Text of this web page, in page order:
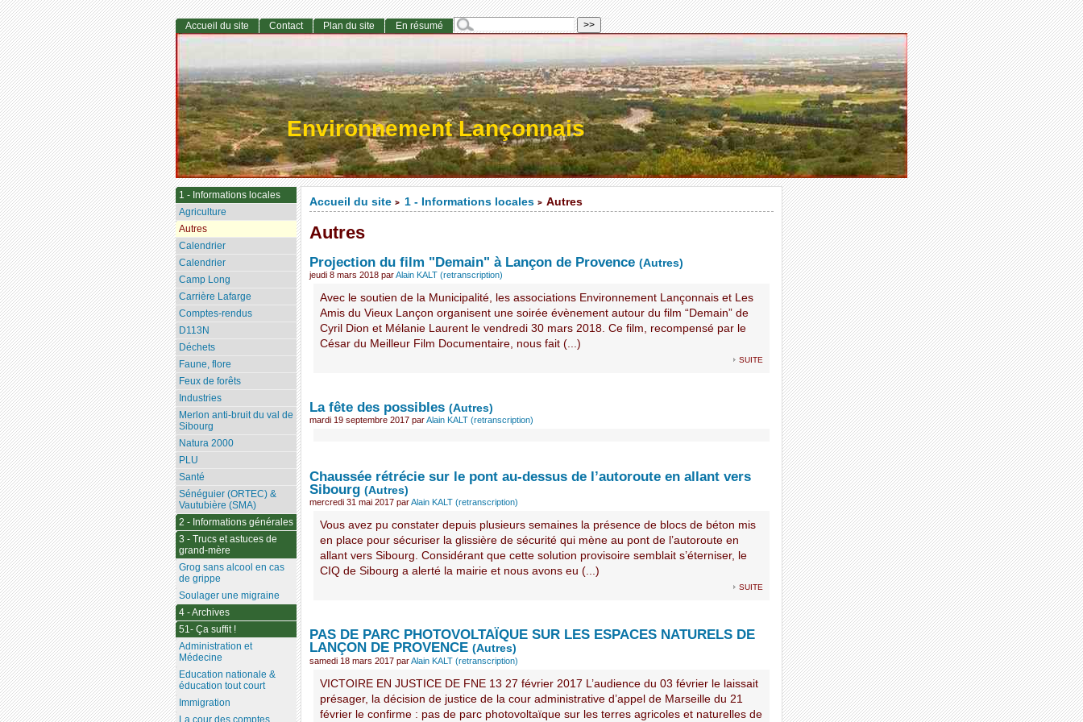
Environnement Lançonnais
Accueil du site > 1 - Informations locales > Autres
Autres
Projection du film "Demain" à Lançon de Provence (Autres)
jeudi 8 mars 2018 parAlain KALT (retranscription)
Avec le soutien de la Municipalité, les associations Environnement Lançonnais et Les
Amis du Vieux Lançon organisent une soirée évènement autour du film “Demain” de
Cyril Dion et Mélanie Laurent le vendredi 30 mars 2018. Ce film, recompensé par le
César du Meilleur Film Documentaire, nous fait (...)
suite
La fête des possibles (Autres)
mardi 19 septembre 2017 parAlain KALT (retranscription)
Chaussée rétrécie sur le pont au-dessus de l’autoroute en allant vers
Sibourg (Autres)
mercredi 31 mai 2017 parAlain KALT (retranscription)
Vous avez pu constater depuis plusieurs semaines la présence de blocs de béton mis
en place pour sécuriser la glissière de sécurité qui mène au pont de l’autoroute en
allant vers Sibourg. Considérant que cette solution provisoire semblait s’éterniser, le
CIQ de Sibourg a alerté la mairie et nous avons eu (...)
suite
PAS DE PARC PHOTOVOLTAÏQUE SUR LES ESPACES NATURELS DE
LANÇON DE PROVENCE (Autres)
samedi 18 mars 2017 parAlain KALT (retranscription)
VICTOIRE EN JUSTICE DE FNE 13 27 février 2017 L’audience du 03 février le laissait
présager, la décision de justice de la cour administrative d’appel de Marseille du 21
février le confirme : pas de parc photovoltaïque sur les terres agricoles et naturelles de
Accueil du site Contact Plan du site En résumé
1 - Informations locales
Agriculture
Autres
Calendrier
Calendrier
Camp Long
Carrière Lafarge
Comptes-rendus
D113N
Déchets
Faune, flore
Feux de forêts
Industries
Merlon anti-bruit du val de
Sibourg
Natura 2000
PLU
Santé
Sénéguier (ORTEC) &
Vautubière (SMA)
2 - Informations générales
3 - Trucs et astuces de
grand-mère
Grog sans alcool en cas
de grippe
Soulager une migraine
4 - Archives
51- Ça suffit !
Administration et
Médecine
Education nationale &
éducation tout court
Immigration